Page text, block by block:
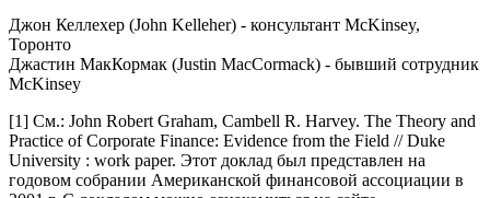
Джон Келлехер (John Kelleher) - консультант McKinsey,
Торонто
Джастин МакКормак (Justin MacCormack) - бывший сотрудник
McKinsey
[1] См.: John Robert Graham, Cambell R. Harvey. The Theory and
Practice of Corporate Finance: Evidence from the Field // Duke
University : work paper. Этот доклад был представлен на
годовом собрании Американской финансовой ассоциации в